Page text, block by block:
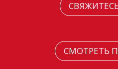
СМОТРЕТЬ